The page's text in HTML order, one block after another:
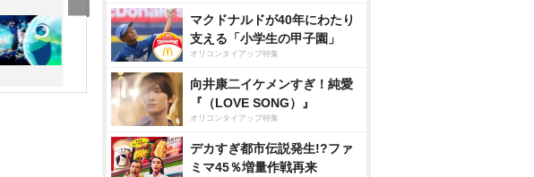
マクドナルドが40年にわたり
支える「小学生の甲子園」
オリコンタイアップ特集
向井康二イケメンすぎ！純愛
『（LOVE SONG）』
オリコンタイアップ特集
デカすぎ都市伝説発生!?ファ
ミマ45％増量作戦再来